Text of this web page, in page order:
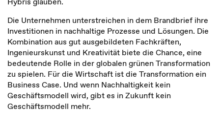
Die Unternehmen unterstreichen in dem Brandbrief ihre
Investitionen in nachhaltige Prozesse und Lösungen. Die
Kombination aus gut ausgebildeten Fachkräften,
Ingenieurskunst und Kreativität biete die Chance, eine
bedeutende Rolle in der globalen grünen Transformation
zu spielen. Für die Wirtschaft ist die Transformation ein
Business Case. Und wenn Nachhaltigkeit kein
Geschäftsmodell wird, gibt es in Zukunft kein
Geschäftsmodell mehr.